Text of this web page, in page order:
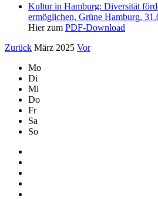
Kultur in Hamburg: Diversität
ermöglichen, Grüne Hamburg,
Hier zum PDF-Download
Zurück März 2025 Vor
Mo
Di
Mi
Do
Fr
Sa
So